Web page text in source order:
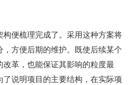
便梳理完成了。采用这种方案将
方便后期的维护。既使后续某个
革，也能保证其影响的粒度最
说明项目的主要结构，在实际项